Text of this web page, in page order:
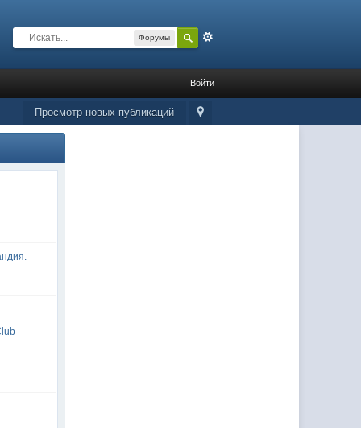
Форумы
Войти
Просмотр новых публикаций